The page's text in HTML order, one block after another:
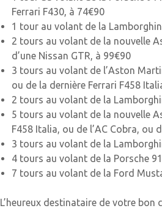
Ferrari F430, à 74€90
1 tour au volant de la
2 tours au volant de la nouvelle
d’une Nissan GTR, à 99€90
3 tours au volant de l’Aston
ou de la dernière Ferrari F458
2 tours au volant de la
5 tours au volant de la nouvelle
F458 Italia, ou de l’AC Cobra, ou
3 tours au volant de la
4 tours au volant de la Porsche
7 tours au volant de la Ford
L’heureux destinataire de votre